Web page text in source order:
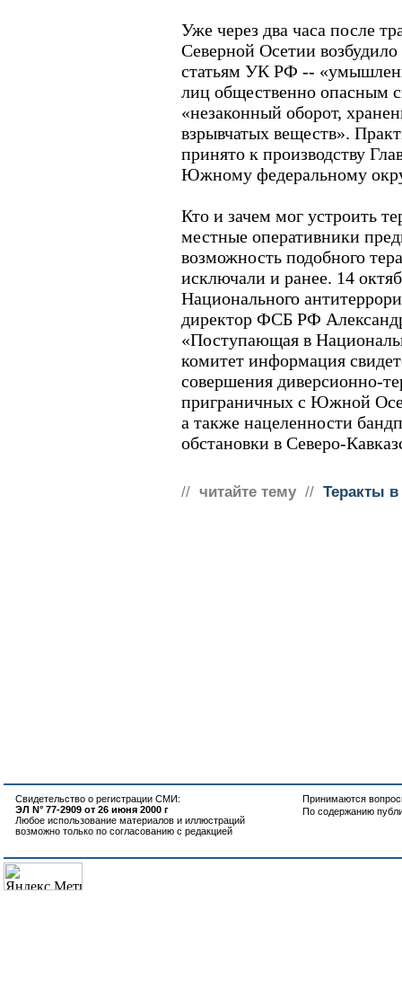
Уже через два часа после
Северной Осетии
статьям УК РФ --
лиц общественно опасным
«незаконный оборот,
взрывчатых веществ».
принято к производству
Южному федеральному
Кто и зачем мог устроить
местные оперативники
возможность подобного
исключали и ранее. 14
Национального
директор ФСБ РФ
«Поступающая в
комитет информация
совершения диверсионно-
приграничных с Южной
а также нацеленности
обстановки в Северо-
// читайте тему // Теракты
Свидетельство о регистрации СМИ:
ЭЛ N° 77-2909 от 26 июня 2000 г
Любое использование материалов и иллюстраций
возможно только по согласованию с редакцией
Принимаются
По содержанию